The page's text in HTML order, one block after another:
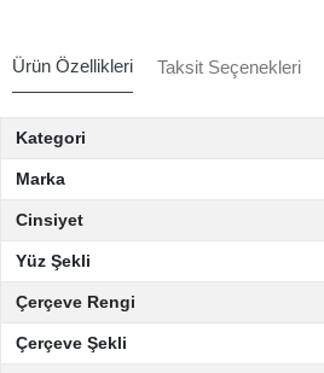
Ürün Özellikleri Taksit Seçenekleri
Kategori
Marka
Cinsiyet
Yüz Şekli
Çerçeve Rengi
Çerçeve Şekli